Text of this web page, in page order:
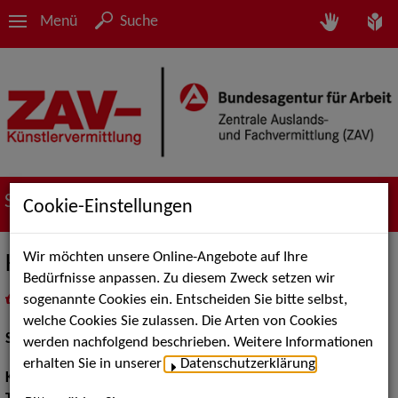
Menü Suche
Suche nach Künstler*innen
Katja Wagner
als PDF speichern
inMeine Merklistelegen
Schauspiel:Film und TV
Körpergröße:
Cookie-Einstellungen
Wir möchten unsere Online-Angebote auf Ihre
Bedürfnisse anpassen. Zu diesem Zweck setzen wir
sogenannte Cookies ein. Entscheiden Sie bitte selbst,
welche Cookies Sie zulassen. Die Arten von Cookies
werden nachfolgend beschrieben. Weitere Informationen
erhalten Sie in unserer
Datenschutzerklärung